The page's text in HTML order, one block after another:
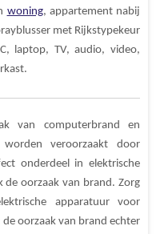
woning, appartement nabij
met Rijkstypekeur
laptop, TV, audio, video,
van computerbrand en
veroorzaakt door
onderdeel in elektrische
oorzaak van brand. Zorg
apparatuur voor
oorzaak van brand echter